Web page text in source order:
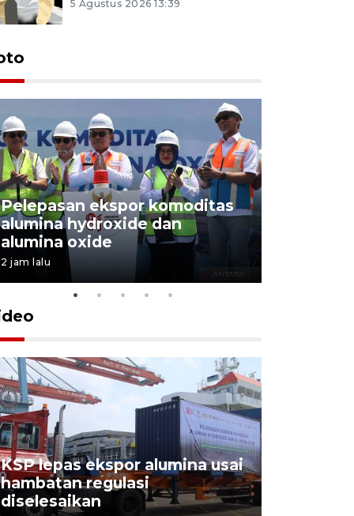
5 Agustus 2026 13:39
Pelepasan ekspor komoditas
alumina hydroxide dan
alumina oxide
2 jam lalu
KSP lepas ekspor alumina usai
hambatan regulasi
diselesaikan